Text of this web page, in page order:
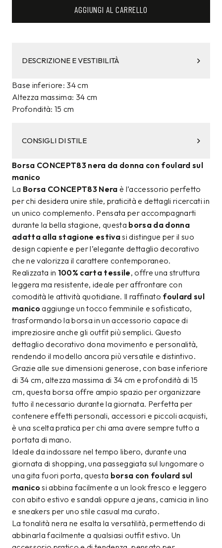
AGGIUNGI AL CARRELLO
DESCRIZIONE E VESTIBILITÀ
Base inferiore: 34 cm
Altezza massima: 34 cm
Profondità: 15 cm
CONSIGLI DI STILE
Borsa CONCEPT83 nera da donna con foulard sul
manico
La Borsa CONCEPT83 Nera è l’accessorio perfetto
per chi desidera unire stile, praticità e dettagli ricercati in
un unico complemento. Pensata per accompagnarti
durante la bella stagione, questa borsa da donna
adatta alla stagione estivasi distingue per il suo
design capiente e per l’elegante dettaglio decorativo
che ne valorizza il carattere contemporaneo.
Realizzata in 100% carta tessile, offre una struttura
leggera ma resistente, ideale per affrontare con
comodità le attività quotidiane. Il raffinato foulard sul
manico aggiunge un tocco femminile e sofisticato,
trasformando la borsa in un accessorio capace di
impreziosire anche gli outfit più semplici. Questo
dettaglio decorativo dona movimento e personalità,
rendendo il modello ancora più versatile e distintivo.
Grazie alle sue dimensioni generose, con base inferiore
di 34 cm, altezza massima di 34 cm e profondità di 15
cm, questa borsa offre ampio spazio per organizzare
tutto il necessario durante la giornata. Perfetta per
contenere effetti personali, accessori e piccoli acquisti,
è una scelta pratica per chi ama avere sempre tutto a
portata di mano.
Ideale da indossare nel tempo libero, durante una
giornata di shopping, una passeggiata sul lungomare o
una gita fuori porta, questa borsa con foulard sul
manico si abbina facilmente a un look fresco e leggero
con abito estivo e sandali oppure a jeans, camicia in lino
e sneakers per uno stile casual ma curato.
La tonalità nera ne esalta la versatilità, permettendo di
abbinarla facilmente a qualsiasi outfit estivo. Un